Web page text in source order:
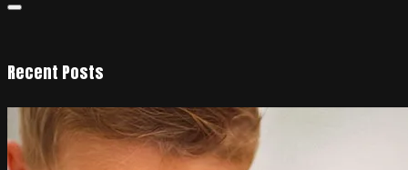
Recent Posts